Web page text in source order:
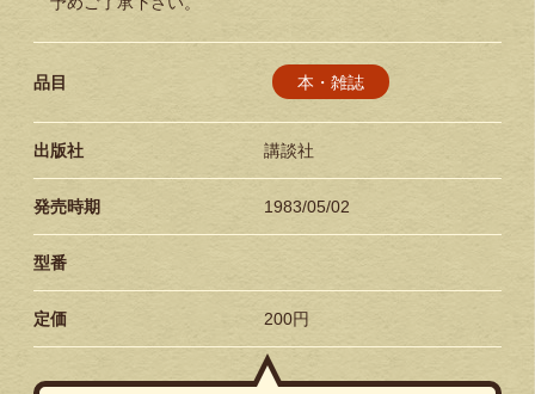
品目 本・雑誌
出版社 講談社
発売時期 1983/05/02
型番
定価 200円